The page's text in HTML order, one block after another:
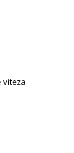
viteza